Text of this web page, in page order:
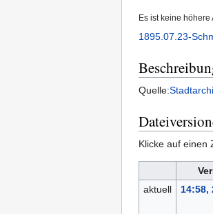
Es ist keine höhere
1895.07.23-
Quelle:
Klicke auf einen
aktuell
14:58,